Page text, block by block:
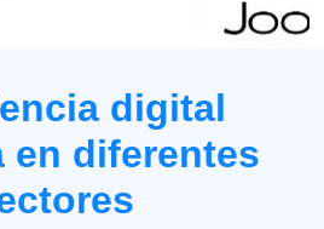
digital
en diferentes